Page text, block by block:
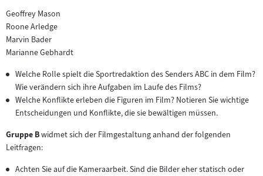
Geoffrey Mason
Roone Arledge
Marvin Bader
Marianne Gebhardt
Welche Rolle spielt die Sportredaktion des Senders ABC in dem Film?
Wie verändern sich ihre Aufgaben im Laufe des Films?
Welche Konflikte erleben die Figuren im Film? Notieren Sie wichtige
Entscheidungen und Konflikte, die sie bewältigen müssen.
Gruppe Bwidmet sich der Filmgestaltung anhand der folgenden
Leitfragen:
Achten Sie auf die Kameraarbeit. Sind die Bilder eher statisch oder